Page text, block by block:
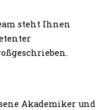
Akademiker und